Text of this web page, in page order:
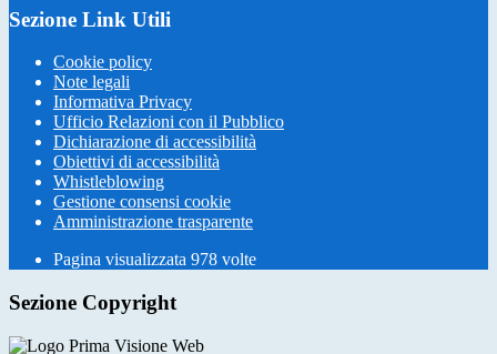
Sezione Link Utili
Cookie policy
Note legali
Informativa Privacy
Ufficio Relazioni con il Pubblico
Dichiarazione di accessibilità
Obiettivi di accessibilità
Whistleblowing
Gestione consensi cookie
Amministrazione trasparente
Pagina visualizzata 978 volte
Sezione Copyright